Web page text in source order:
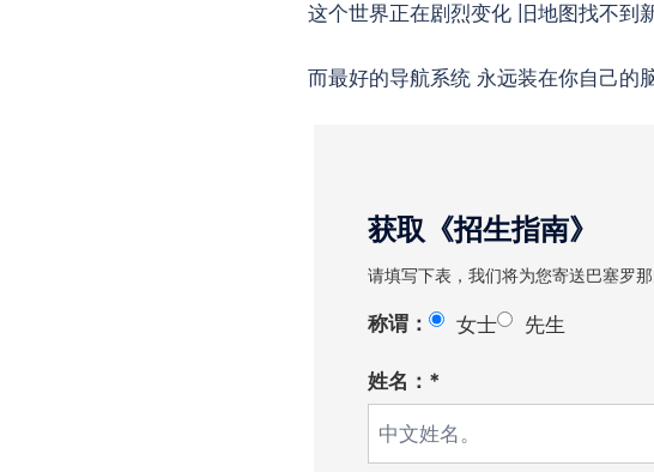
这个世界正在剧烈变化 旧地图找不到
而最好的导航系统 永远装在你自己的
获取《招生指南》
请填写下表，我们将为您寄送巴塞罗
称谓： 女士 先生
姓名：*